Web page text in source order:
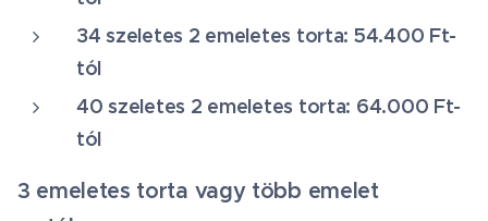
34 szeletes 2 emeletes torta: 54.400 Ft-
tól
40 szeletes 2 emeletes torta: 64.000 Ft-
tól
3 emeletes torta vagy több emelet